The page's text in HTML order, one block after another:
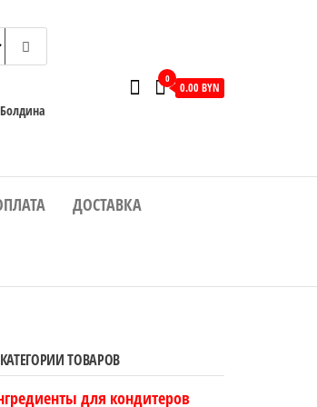
0
0.00 BYN
ДОСТАВКА
КАТЕГОРИИ ТОВАРОВ
для кондитеров